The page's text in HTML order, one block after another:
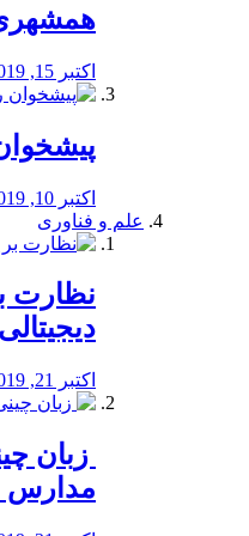
همشهری
اکتبر 15, 2019
اکتبر 10, 2019
علم و فناوری
نظارت
اکتبر 21, 2019
زبان
مدارس